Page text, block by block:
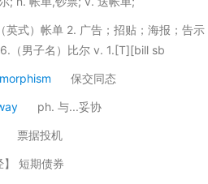
英式）帐单 2. 广告；招贴；海报；告
6.（男子名）比尔 v. 1.[T][bill sb
保交同态
ph. 与...妥协
票据投机
】 短期债券